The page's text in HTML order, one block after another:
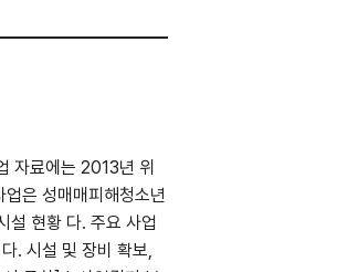
자료에는 2013년 위
은 성매매피해청소년
설 현황 다. 주요 사업
. 시설 및 장비 확보,